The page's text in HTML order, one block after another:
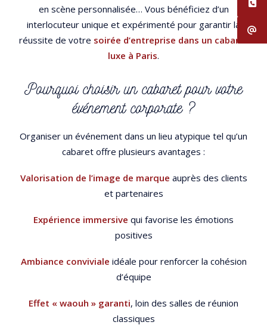
en scène personnalisée… Vous bénéficiez d’un
interlocuteur unique et expérimenté pour garantir la
réussite de votre soirée d’entreprise dans un cabaret
luxe à Paris.
Pourquoi choisir un cabaret pour votre
événement corporate ?
Organiser un événement dans un lieu atypique tel qu’un
cabaret offre plusieurs avantages :
Valorisation de l’image de marque auprès des clients
et partenaires
Expérience immersive qui favorise les émotions
positives
Ambiance conviviale idéale pour renforcer la cohésion
d’équipe
Effet « waouh » garanti, loin des salles de réunion
classiques